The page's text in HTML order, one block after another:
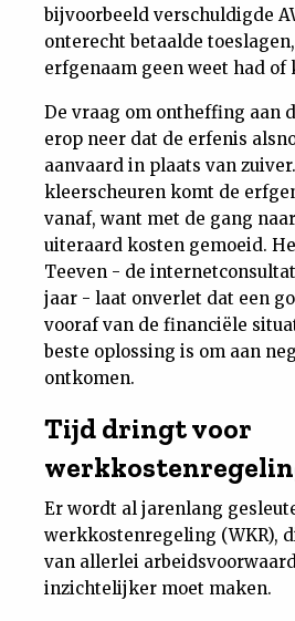
bijvoorbeeld verschuldigde
onterecht betaalde
erfgenaam geen weet had of
De vraag om ontheffing aan
erop neer dat de erfenis
aanvaard in plaats van
kleerscheuren komt de
vanaf, want met de gang
uiteraard kosten gemoeid.
Teeven - de
jaar - laat onverlet dat een
vooraf van de financiële
beste oplossing is om aan
ontkomen.
Tijd dringt voor
Er wordt al jarenlang
werkkostenregeling (WKR),
van allerlei
inzichtelijker moet maken.